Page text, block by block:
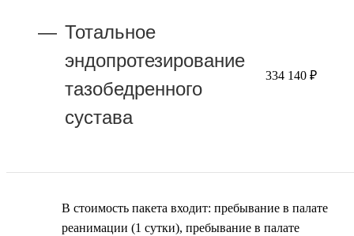
Тотальное
эндопротезирование
тазобедренного
сустава
334 140 ₽
В стоимость пакета входит: пребывание в палате
реанимации (1 сутки), пребывание в палате